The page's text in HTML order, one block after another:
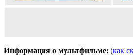
Информация о мультфильме: (как